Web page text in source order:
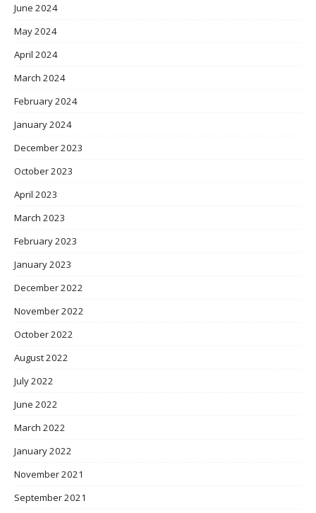
June 2024
May 2024
April 2024
March 2024
February 2024
January 2024
December 2023
October 2023
April 2023
March 2023
February 2023
January 2023
December 2022
November 2022
October 2022
August 2022
July 2022
June 2022
March 2022
January 2022
November 2021
September 2021